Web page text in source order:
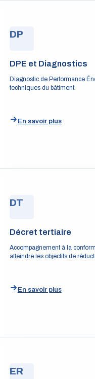
DP
DPE et Diagnostics
Diagnostic de Performance
techniques du bâtiment.
En savoir plus
DT
Décret tertiaire
Accompagnement à la
atteindre les objectifs de
En savoir plus
ER